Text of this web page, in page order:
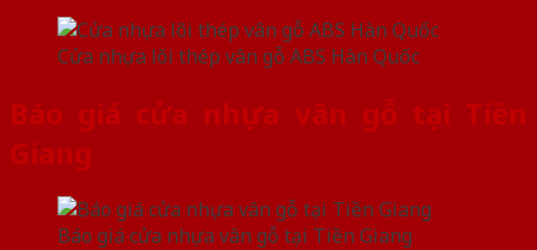
Cửa nhựa lõi thép vân gỗ ABS Hàn Quốc
Báo giá cửa nhựa vân gỗ tại Tiền
Giang
Báo giá cửa nhựa vân gỗ tại Tiền Giang